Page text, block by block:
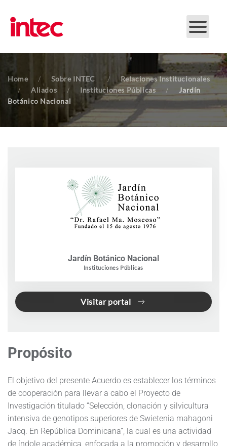
Skip to main content
Home Sobre INTEC
Relaciones Institucionales
Aliados
Instituciones Públicas
Jardín
Botánico Nacional
Jardín Botánico Nacional
Instituciones Públicas
Visitar portal
Propósito
El objetivo del presente Acuerdo es establecer los términos
de cooperación para llevar a cabo el Proyecto de
Investigación titulado “Selección, clonación y silvicultura
intensiva de genotipos superiores de Swietenia mahagoni
Jacq. En República Dominicana”, la cual es una actividad
de índole académica, enfocada a la promoción y desarrollo